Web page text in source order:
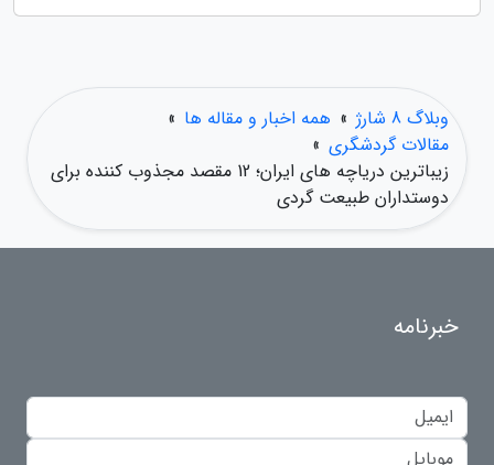
وبلاگ 8 شارژ » همه اخبار و مقاله ها »
مقالات گردشگری »
زیباترین دریاچه های ایران؛ 12 مقصد مجذوب کننده برای
دوستداران طبیعت گردی
خبرنامه